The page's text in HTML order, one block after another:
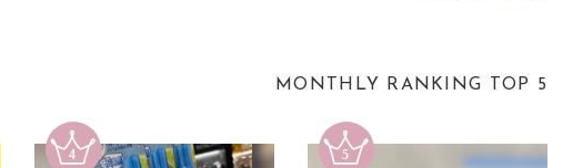
MONTHLY RANKING TOP 5